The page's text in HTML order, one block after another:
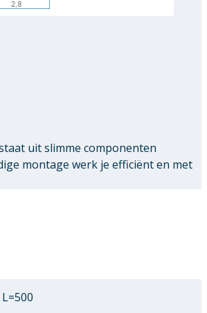
uit slimme componenten
montage werk je efficiënt en met